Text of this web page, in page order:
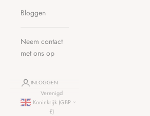
Bloggen
Neem contact
met ons op
INLOGGEN
Verenigd
Koninkrijk (GBP
£)